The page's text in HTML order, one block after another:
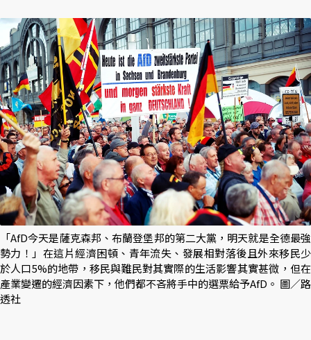
「AfD今天是薩克森邦、布蘭登堡邦的第二大黨，明天就是全德最強
勢力！」在這片經濟困頓、青年流失、發展相對落後且外來移民少
於人口5%的地帶，移民與難民對其實際的生活影響其實甚微，但在
產業變遷的經濟因素下，他們都不吝將手中的選票給予AfD。 圖／路
透社